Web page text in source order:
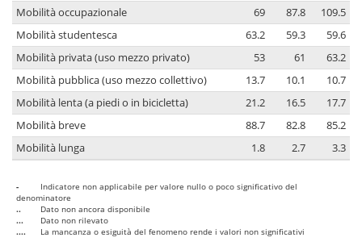
Mobilità occupazionale
69 87.8
109.5
Mobilità studentesca
63.2 59.3
59.6
Mobilità privata (uso mezzo privato)
53 61
63.2
Mobilità pubblica (uso mezzo collettivo)
13.7 10.1
10.7
Mobilità lenta (a piedi o in bicicletta)
21.2 16.5
17.7
Mobilità breve
88.7 82.8
85.2
Mobilità lunga
1.8 2.7 3.3
-
Indicatore non applicabile per valore nullo o poco significativo del
denominatore
..
Dato non ancora disponibile
...
Dato non rilevato
....
La mancanza o esiguità del fenomeno rende i valori non significativi